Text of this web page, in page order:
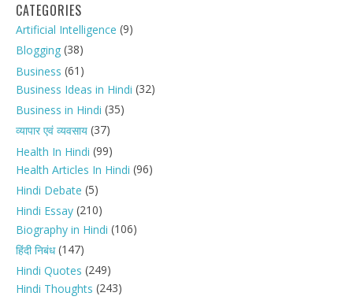
CATEGORIES
Artificial Intelligence (9)
Blogging (38)
Business (61)
Business Ideas in Hindi (32)
Business in Hindi (35)
व्यापार एवं व्यवसाय (37)
Health In Hindi (99)
Health Articles In Hindi (96)
Hindi Debate (5)
Hindi Essay (210)
Biography in Hindi (106)
हिंदी निबंध(147)
Hindi Quotes (249)
Hindi Thoughts (243)